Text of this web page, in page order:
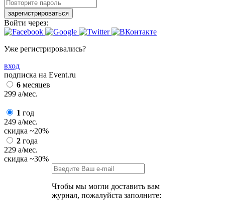
зарегистрироваться
Войти через:
Уже регистрировались?
вход
подписка на Event.ru
6 месяцев
299 a/мес.
1 год
249 a/мес.
скидка ~20%
2 года
229 a/мес.
скидка ~30%
Чтобы мы могли доставить вам
журнал, пожалуйста заполните: